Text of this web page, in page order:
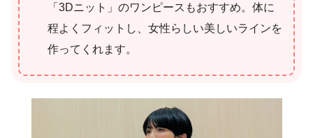
「3Dニット」のワンピースもおすすめ。体に
程よくフィットし、女性らしい美しいラインを
作ってくれます。